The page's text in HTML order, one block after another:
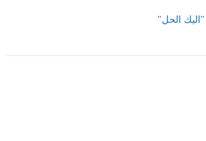
الحل"